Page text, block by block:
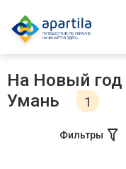
На Новый год
Умань
1
Фильтры